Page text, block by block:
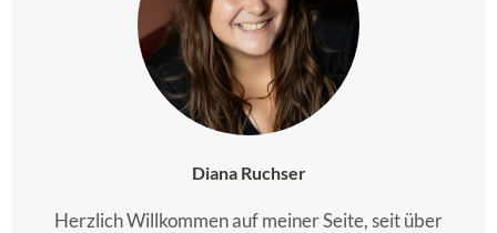
Diana Ruchser
Herzlich Willkommen auf meiner Seite, seit über